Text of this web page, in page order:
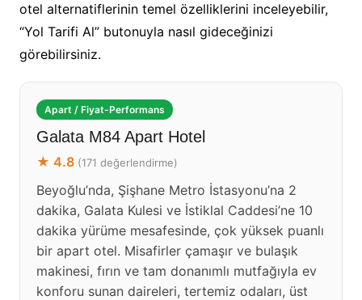
otel alternatiflerinin temel özelliklerini inceleyebilir,
“Yol Tarifi Al” butonuyla nasıl gideceğinizi
görebilirsiniz.
Apart / Fiyat-Performans
Galata M84 Apart Hotel
★ 4.8 (171 değerlendirme)
Beyoğlu’nda, Şişhane Metro İstasyonu’na 2
dakika, Galata Kulesi ve İstiklal Caddesi’ne 10
dakika yürüme mesafesinde, çok yüksek puanlı
bir apart otel. Misafirler çamaşır ve bulaşık
makinesi, fırın ve tam donanımlı mutfağıyla ev
konforu sunan daireleri, tertemiz odaları, üst